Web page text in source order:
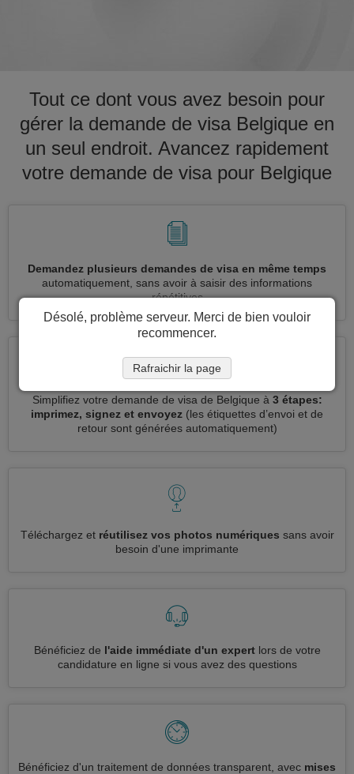
Tout ce dont vous avez besoin pour
gérer la demande de visa Belgique en
un seul endroit. Avancez rapidement
votre demande de visa pour Belgique
Demandez plusieurs demandes de visa en même temps
automatiquement, sans avoir à saisir des informations
répétitives
Simplifiez votre demande de visa de Belgique à 3 étapes:
imprimez, signez et envoyez (les étiquettes d’envoi et de
retour sont générées automatiquement)
Téléchargez et réutilisez vos photos numériques sans avoir
besoin d'une imprimante
Bénéficiez de l'aide immédiate d'un expertlors de votre
candidature en ligne si vous avez des questions
Bénéficiez d'un traitement de données transparent, avec mises
Désolé, problème serveur. Merci de bien vouloir
recommencer.
Rafraichir la page